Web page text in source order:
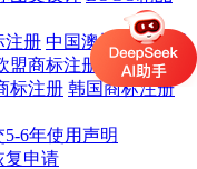
注册 中国澳门商标注册
盟商标注册
英国商标
标注册 韩国商标注册
6年使用声明
复申请